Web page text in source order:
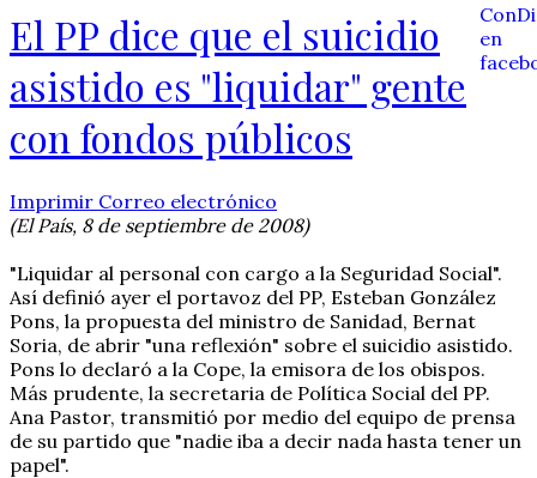
El PP dice que el suicidio
asistido es "liquidar" gente
con fondos públicos
Imprimir Correo electrónico
(El País, 8 de septiembre de 2008)
"Liquidar al personal con cargo a la Seguridad Social".
Así definió ayer el portavoz del PP, Esteban González
Pons, la propuesta del ministro de Sanidad, Bernat
Soria, de abrir "una reflexión" sobre el suicidio asistido.
Pons lo declaró a la Cope, la emisora de los obispos.
Más prudente, la secretaria de Política Social del PP.
Ana Pastor, transmitió por medio del equipo de prensa
de su partido que "nadie iba a decir nada hasta tener un
papel".